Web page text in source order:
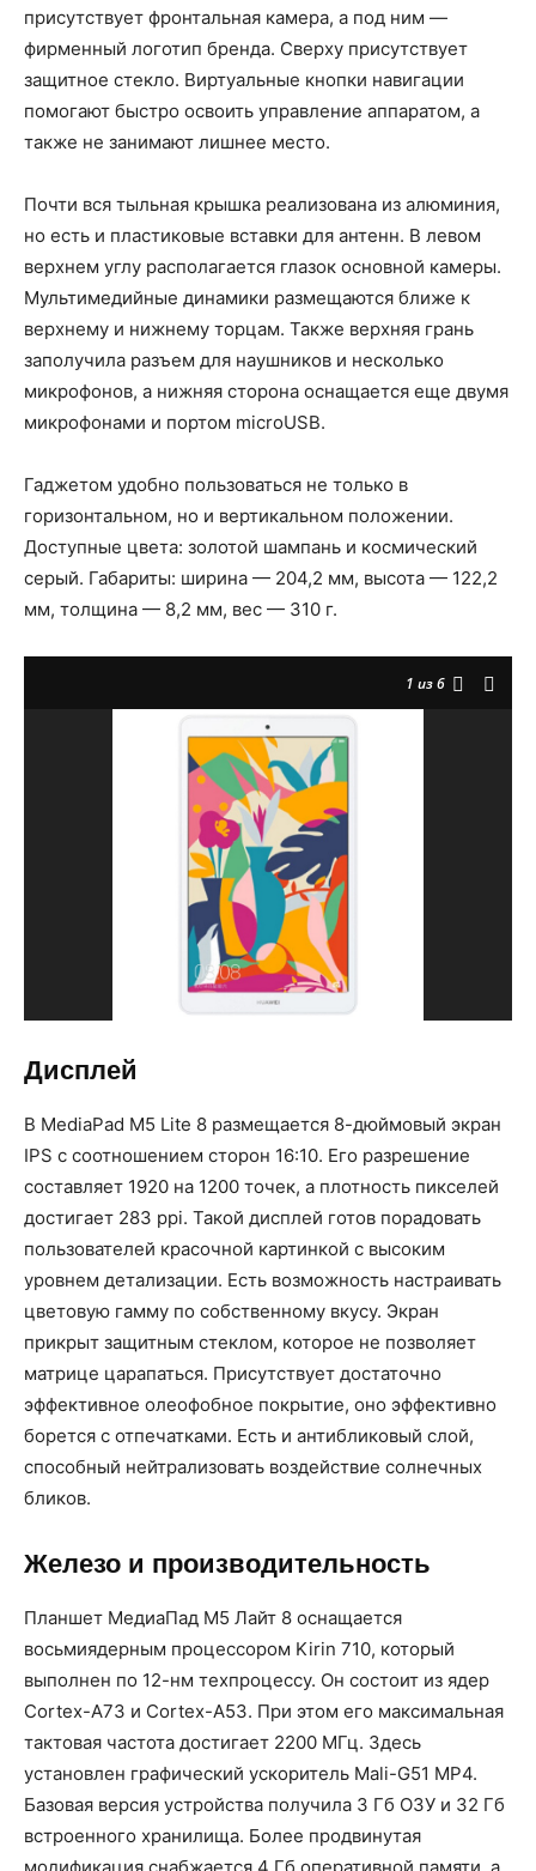
присутствует фронтальная камера, а под ним —
фирменный логотип бренда. Сверху присутствует
защитное стекло. Виртуальные кнопки навигации
помогают быстро освоить управление аппаратом, а
также не занимают лишнее место.
Почти вся тыльная крышка реализована из алюминия,
но есть и пластиковые вставки для антенн. В левом
верхнем углу располагается глазок основной камеры.
Мультимедийные динамики размещаются ближе к
верхнему и нижнему торцам. Также верхняя грань
заполучила разъем для наушников и несколько
микрофонов, а нижняя сторона оснащается еще двумя
микрофонами и портом microUSB.
Гаджетом удобно пользоваться не только в
горизонтальном, но и вертикальном положении.
Доступные цвета: золотой шампань и космический
серый. Габариты: ширина — 204,2 мм, высота — 122,2
мм, толщина — 8,2 мм, вес — 310 г.
1 из 6
Дисплей
В MediaPad M5 Lite 8 размещается 8-дюймовый экран
IPS с соотношением сторон 16:10. Его разрешение
составляет 1920 на 1200 точек, а плотность пикселей
достигает 283 ppi. Такой дисплей готов порадовать
пользователей красочной картинкой с высоким
уровнем детализации. Есть возможность настраивать
цветовую гамму по собственному вкусу. Экран
прикрыт защитным стеклом, которое не позволяет
матрице царапаться. Присутствует достаточно
эффективное олеофобное покрытие, оно эффективно
борется с отпечатками. Есть и антибликовый слой,
способный нейтрализовать воздействие солнечных
бликов.
Железо и производительность
Планшет МедиаПад М5 Лайт 8 оснащается
восьмиядерным процессором Kirin 710, который
выполнен по 12-нм техпроцессу. Он состоит из ядер
Cortex-A73 и Cortex-A53. При этом его максимальная
тактовая частота достигает 2200 МГц. Здесь
установлен графический ускоритель Mali-G51 MP4.
Базовая версия устройства получила 3 Гб ОЗУ и 32 Гб
встроенного хранилища. Более продвинутая